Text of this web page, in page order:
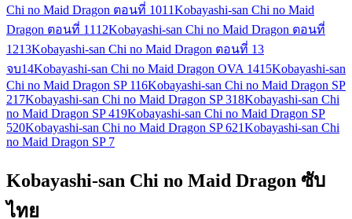
Chi no Maid Dragon ตอนที่ 1011Kobayashi-san Chi no Maid
Dragon ตอนที่ 11 12Kobayashi-san Chi no Maid Dragon ตอนที่
1213Kobayashi-san Chi no Maid Dragon ตอนที่ 13
จบ14Kobayashi-san Chi no Maid Dragon OVA 1415Kobayashi-san
Chi no Maid Dragon SP 116Kobayashi-san Chi no Maid Dragon SP
217Kobayashi-san Chi no Maid Dragon SP 318Kobayashi-san Chi
no Maid Dragon SP 419Kobayashi-san Chi no Maid Dragon SP
520Kobayashi-san Chi no Maid Dragon SP 621Kobayashi-san Chi
no Maid Dragon SP 7
Kobayashi-san Chi no Maid Dragon ซับ
ไทย